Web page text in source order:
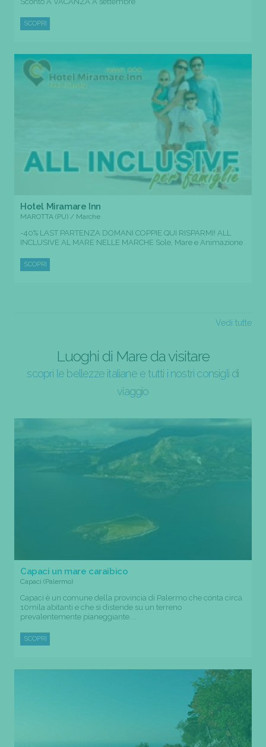
SCOPRI
Hotel Miramare Inn
MAROTTA (PU) / Marche
-40% LAST PARTENZA DOMANI COPPIE QUI RISPARMI! ALL
INCLUSIVE AL MARE NELLE MARCHE Sole, Mare e Animazione
SCOPRI
Vedi tutte
Luoghi di Mare da visitare
scopri le bellezze italiane e tutti i nostri consigli di
viaggio
Capaci un mare caraibico
Capaci (Palermo)
Capaci è un comune della provincia di Palermo che conta circa
10mila abitanti e che si distende su un terreno
prevalentemente pianeggiante....
SCOPRI